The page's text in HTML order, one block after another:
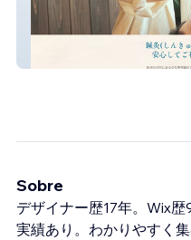
Sobre
デザイナー歴17年。Wix
実績あり。わかりやすく